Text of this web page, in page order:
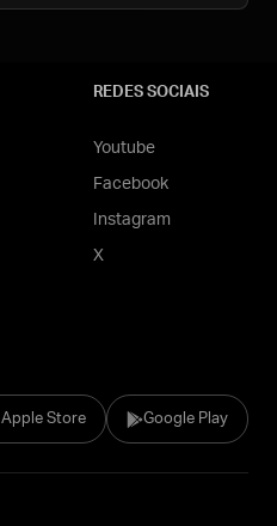
Apple Store Google Play
REDES SOCIAIS
Youtube
Facebook
Instagram
X